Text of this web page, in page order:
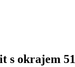
s okrajem